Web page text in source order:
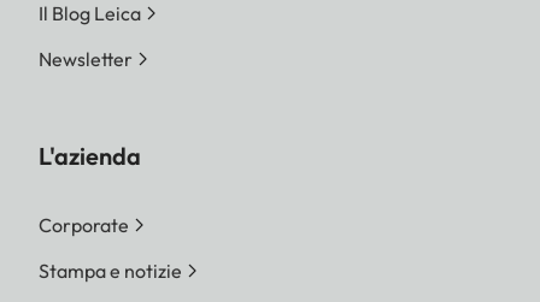
Il Blog Leica
Newsletter
L'azienda
Corporate
Stampa e notizie